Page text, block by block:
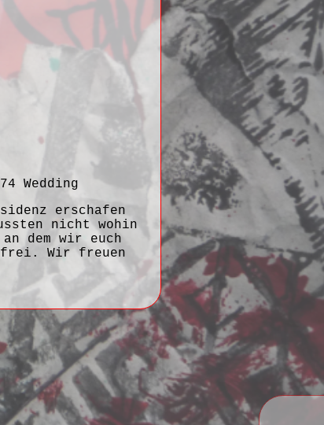
Wedding
erschafen
nicht wohin
dem wir euch
frei. Wir freuen